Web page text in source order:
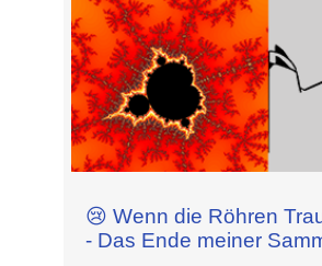
😢 Wenn die Röhren
- Das Ende meiner